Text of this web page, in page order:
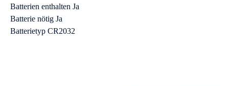
Batterien enthalten Ja
Batterie nötig Ja
Batterietyp CR2032